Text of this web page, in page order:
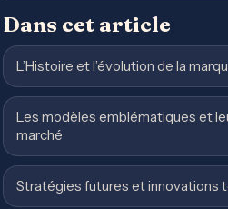
Dans cet article
L’Histoire et l’évolution de la
Les modèles emblématiques et
marché
Stratégies futures et innovations